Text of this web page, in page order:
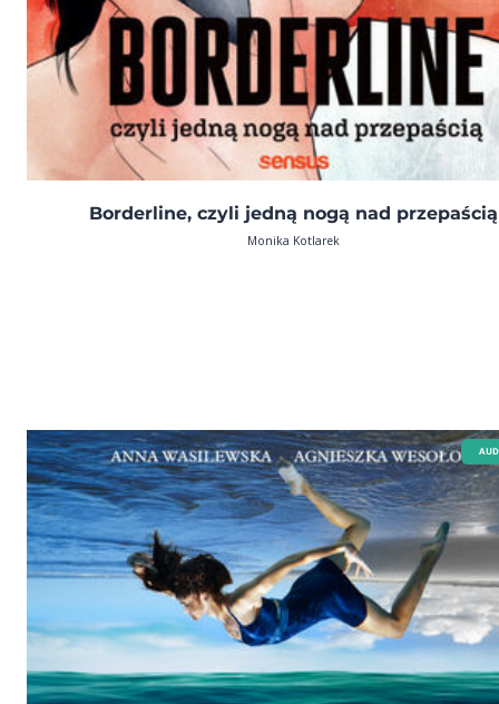
Borderline, czyli jedną nogą nad przepaścią
Monika Kotlarek